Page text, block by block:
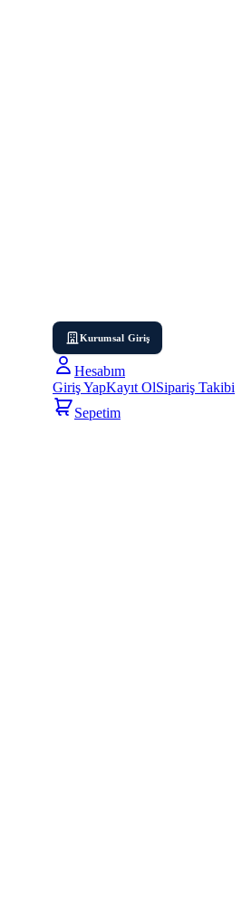
Kurumsal Giriş
Hesabım
Giriş YapKayıt OlSipariş Takibi
Sepetim